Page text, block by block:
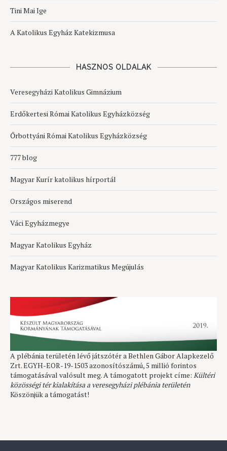
Tini Mai Ige
A Katolikus Egyház Katekizmusa
HASZNOS OLDALAK
Veresegyházi Katolikus Gimnázium
Erdőkertesi Római Katolikus Egyházközség
Őrbottyáni Római Katolikus Egyházközség
777 blog
Magyar Kurír katolikus hírportál
Országos miserend
Váci Egyházmegye
Magyar Katolikus Egyház
Magyar Katolikus Karizmatikus Megújulás
A plébánia területén lévő játszótér a Bethlen Gábor Alapkezelő
Zrt. EGYH-EOR-19-1503 azonosítószámú, 5 millió forintos
támogatásával valósult meg. A támogatott projekt címe: Kültéri
közösségi tér kialakítása a veresegyházi plébánia területén
Köszönjük a támogatást!